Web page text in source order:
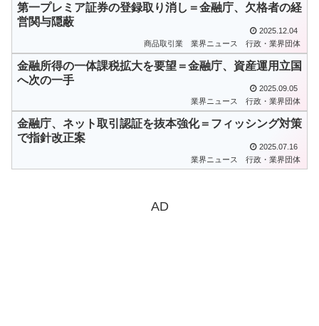
第一プレミア証券の登録取り消し＝金融庁、欠格者の経
営関与隠蔽
2025.12.04
商品取引業
業界ニュース 行政・業界団体
金融所得の一体課税拡大を要望＝金融庁、資産運用立国
へ次の一手
2025.09.05
業界ニュース
行政・業界団体
金融庁、ネット取引認証を抜本強化＝フィッシング対策
で指針改正案
2025.07.16
業界ニュース
行政・業界団体
AD